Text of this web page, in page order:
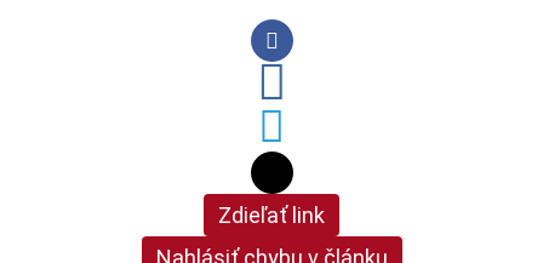
Zdieľať link
Nahlásiť chybu v článku